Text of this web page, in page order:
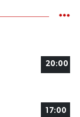
20:00
17:00